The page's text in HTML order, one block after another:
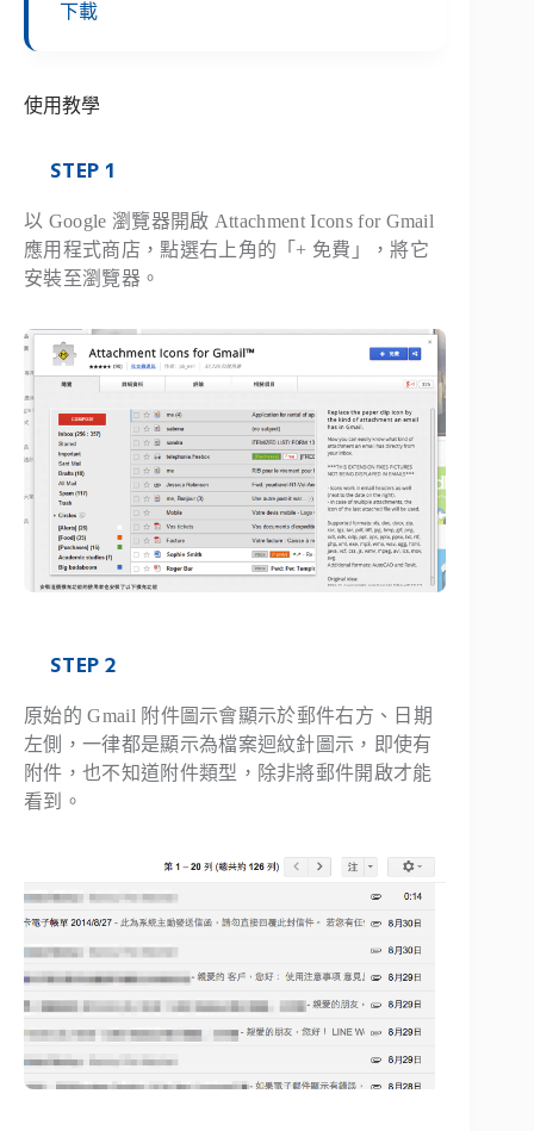
下載
使用教學
STEP 1
以 Google 瀏覽器開啟 Attachment Icons for Gmail
應用程式商店，點選右上角的「+ 免費」，將它
安裝至瀏覽器。
STEP 2
原始的 Gmail 附件圖示會顯示於郵件右方、日期
左側，一律都是顯示為檔案迴紋針圖示，即使有
附件，也不知道附件類型，除非將郵件開啟才能
看到。